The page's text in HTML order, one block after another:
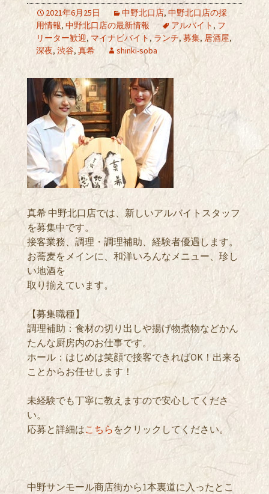
2021年6月25日 中野北口店, 中野北口店の採
用情報, 中野北口店の最新情報 アルバイト , フ
リーター歓迎, マイナビバイト , ランチ, 募集, 居酒屋,
深夜, 渋谷, 真希 shinki-soba
真希 中野北口店では、新しいアルバイトスタッフ
を募集中です。
接客業務、調理・調理補助、経験者優遇します。
お蕎麦をメインに、和洋いろんなメニュー、珍し
い地酒を
取り揃えています。
【募集職種】
調理補助：食材の切り出しや揚げ物煮物などかん
たんな厨房内のお仕事です。
ホール：はじめは笑顔で接客できればOK！出来る
ことからお任せします！
未経験でも丁寧に教えますので安心してくださ
い。
応募と詳細はこちら をクリックしてください。
中野サンモール商店街から1本裏道に入ったとこ